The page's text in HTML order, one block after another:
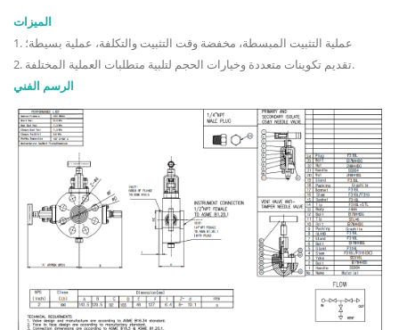
الميزات
1. عملية التثبيت المبسطة، مخفضة وقت التثبيت والتكلفة، عملية بسيطة؛
2. تقديم تكوينات متعددة وخيارات الحجم لتلبية متطلبات العملية المختلفة.
الرسم الفني